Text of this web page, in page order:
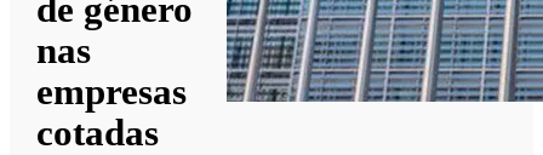
de género
nas
empresas
cotadas